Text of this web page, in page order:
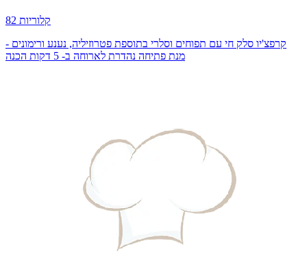
82 קלוריות
קרפצ'יו סלק חי עם תפוחים וסלרי בתוספת פטרוזיליה, נענע ורימונים -
מנת פתיחה נהדרת לארוחה ב- 5 דקות הכנה